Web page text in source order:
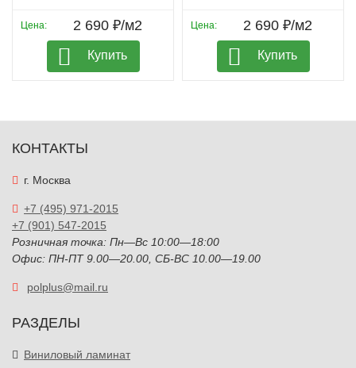
Цена: 2 690 ₽/м2
Купить
Цена: 2 690 ₽/м2
Купить
КОНТАКТЫ
г. Москва
+7 (495) 971-2015
+7 (901) 547-2015
Розничная точка: Пн—Вс 10:00—18:00
Офис: ПН-ПТ 9.00—20.00, СБ-ВС 10.00—19.00
polplus@mail.ru
РАЗДЕЛЫ
Виниловый ламинат